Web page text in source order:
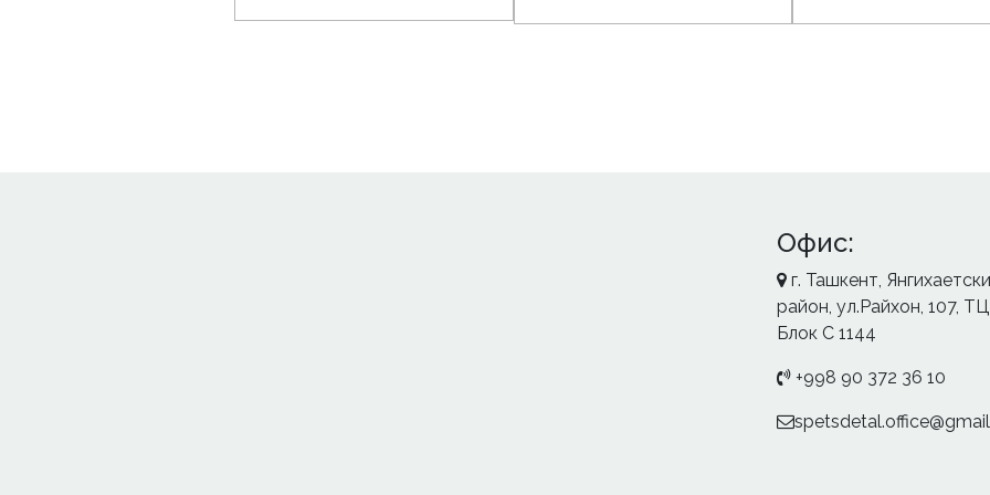
Офис:
г. Ташкент,
район, ул.Райхон, 107, ТЦ
Блок С 1144
+998 90 372 36 10